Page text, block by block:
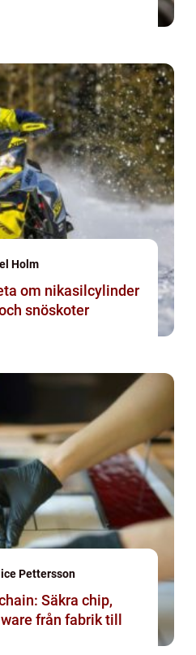
Holm
om nikasilcylinder
snöskoter
Pettersson
Säkra chip,
från fabrik till